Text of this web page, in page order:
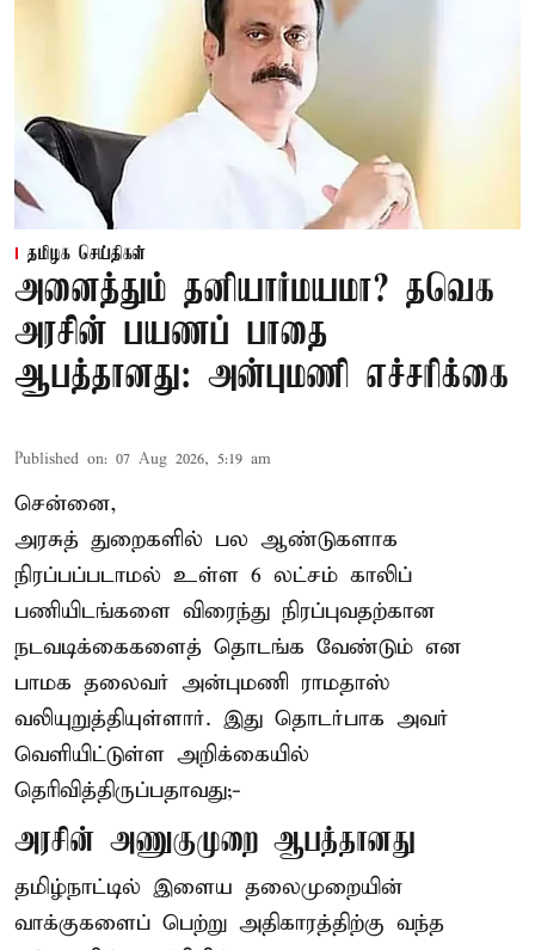
தமிழக செய்திகள்
அனைத்தும் தனியார்மயமா? தவெக
அரசின் பயணப் பாதை
ஆபத்தானது: அன்புமணி எச்சரிக்கை
Published on: 07 Aug 2026, 5:19 am
சென்னை,
அரசுத் துறைகளில் பல ஆண்டுகளாக
நிரப்பப்படாமல் உள்ள 6 லட்சம் காலிப்
பணியிடங்களை விரைந்து நிரப்புவதற்கான
நடவடிக்கைகளைத் தொடங்க வேண்டும் என
பாமக தலைவர் அன்புமணி ராமதாஸ்
வலியுறுத்தியுள்ளார். இது தொடர்பாக அவர்
வெளியிட்டுள்ள அறிக்கையில்
தெரிவித்திருப்பதாவது;-
அரசின் அணுகுமுறை ஆபத்தானது
தமிழ்நாட்டில் இளைய தலைமுறையின்
வாக்குகளைப் பெற்று அதிகாரத்திற்கு வந்த